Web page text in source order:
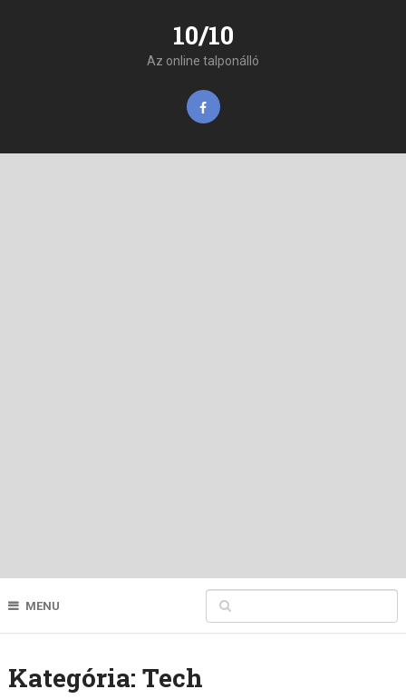
10/10
Az online talponálló
MENU
Kategória: Tech